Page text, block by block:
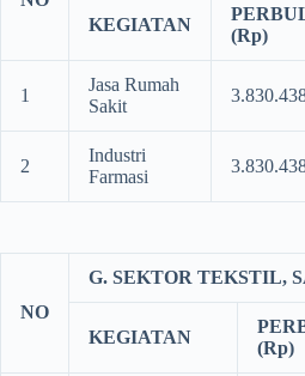
KEGIATAN
(Rp)
1
Jasa Rumah
Sakit
2
Industri
Farmasi
NO
G. SEKTOR TEKSTIL,
KEGIATAN
(Rp)